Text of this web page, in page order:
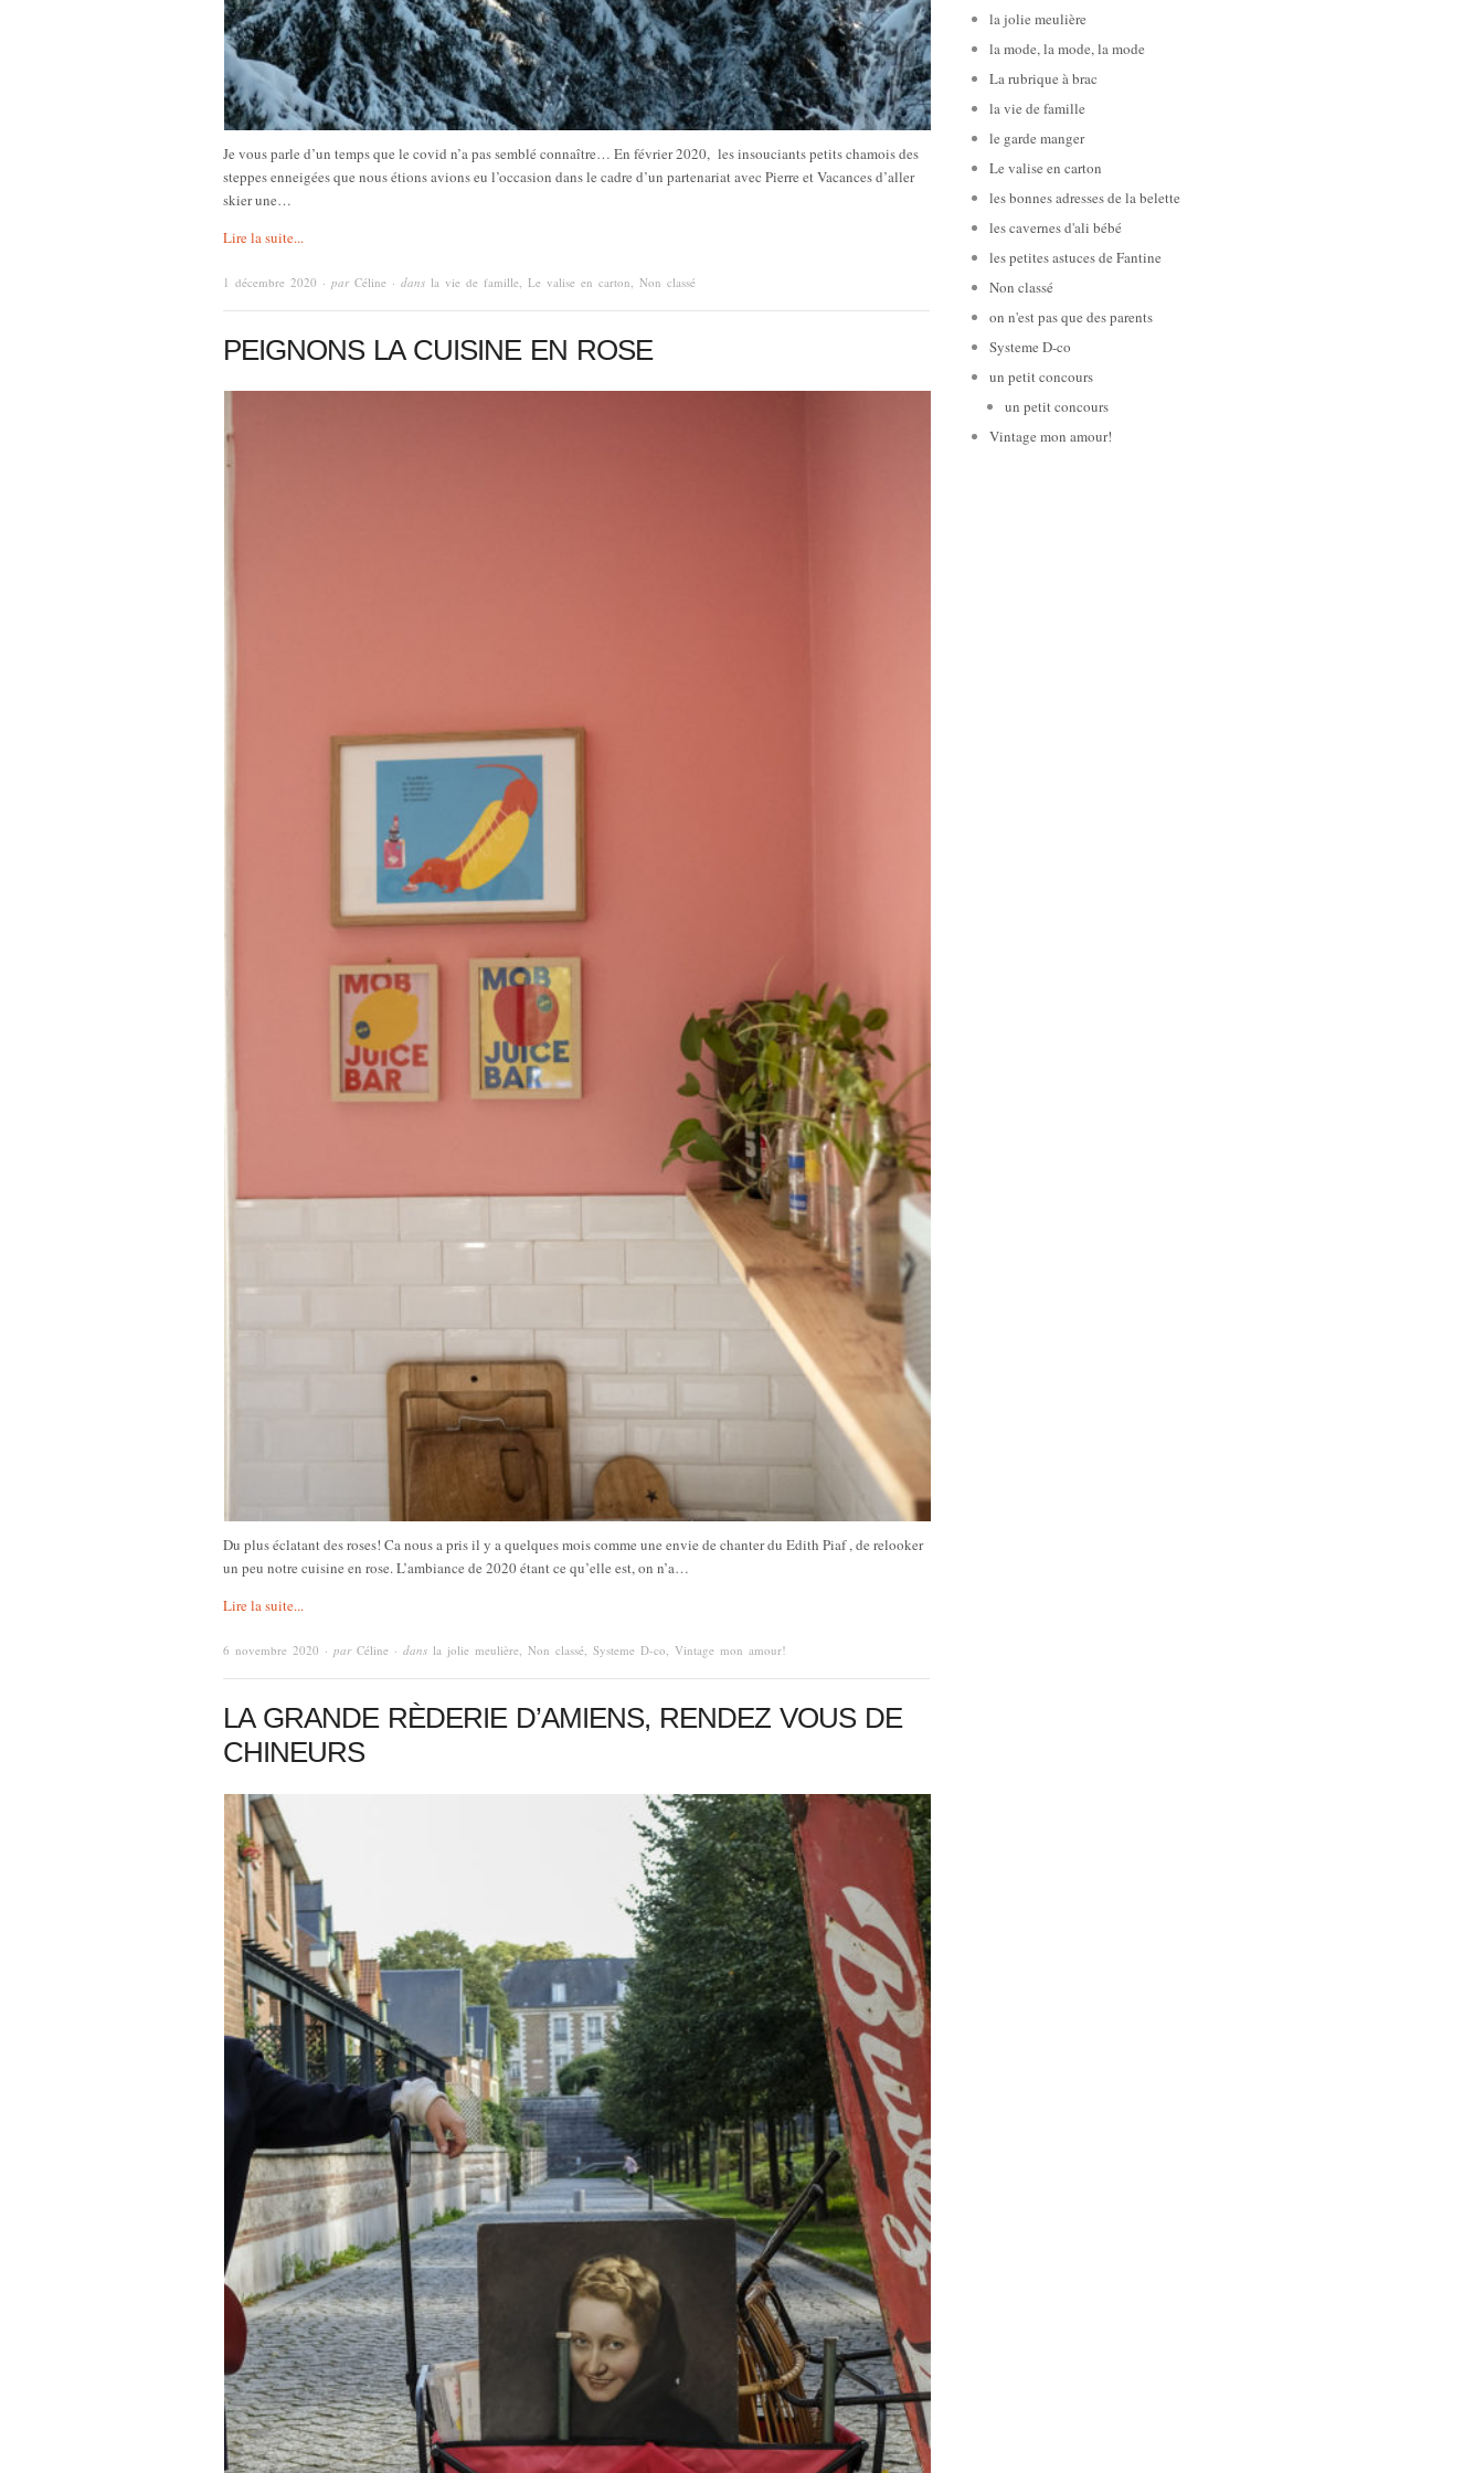
Je vous parle d’un temps que le covid n’a pas semblé connaître… En février 2020, les insouciants petits chamois des
steppes enneigées que nous étions avions eu l’occasion dans le cadre d’un partenariat avec Pierre et Vacances d’aller
skier une…
Lire la suite...
1 décembre 2020 · par Céline · dans la vie de famille Le valise en carton Non classé
PEIGNONS LA CUISINE EN ROSE
Du plus éclatant des roses! Ca nous a pris il y a quelques mois comme une envie de chanter du Edith Piaf , de relooker
un peu notre cuisine en rose. L’ambiance de 2020 étant ce qu’elle est, on n’a…
Lire la suite...
6 novembre 2020 · par Céline · dans la jolie meulière, Non classé, Systeme D-co, Vintage mon amour!
LA GRANDE RÈDERIE D’AMIENS, RENDEZ VOUS DE
CHINEURS
la jolie meulière
la mode, la mode, la mode
La rubrique à brac
la vie de famille
le garde manger
Le valise en carton
les bonnes adresses de la belette
les cavernes d'ali bébé
les petites astuces de Fantine
Non classé
on n'est pas que des parents
Systeme D-co
un petit concours
un petit concours
Vintage mon amour!